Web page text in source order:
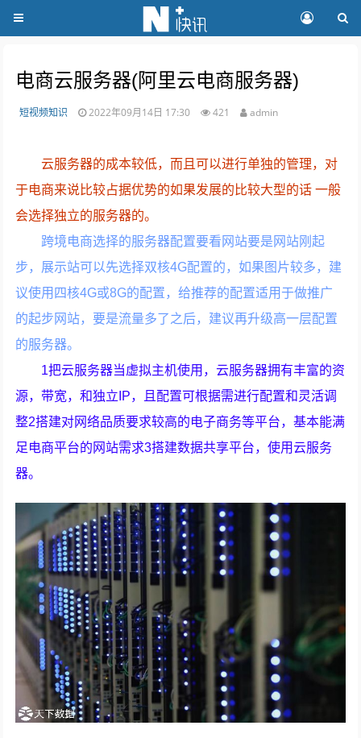
电商云服务器(阿里云电商服务器)
短视频知识 2022年09月14日 17:30 421 admin
云服务器的成本较低，而且可以进行单独的管理，对
于电商来说比较占据优势的如果发展的比较大型的话 一般
会选择独立的服务器的。
跨境电商选择的服务器配置要看网站要是网站刚起
步，展示站可以先选择双核4G配置的，如果图片较多，建
议使用四核4G或8G的配置，给推荐的配置适用于做推广
的起步网站，要是流量多了之后，建议再升级高一层配置
的服务器。
1把云服务器当虚拟主机使用，云服务器拥有丰富的资
源，带宽，和独立IP，且配置可根据需进行配置和灵活调
整2搭建对网络品质要求较高的电子商务等平台，基本能满
足电商平台的网站需求3搭建数据共享平台，使用云服务
器。